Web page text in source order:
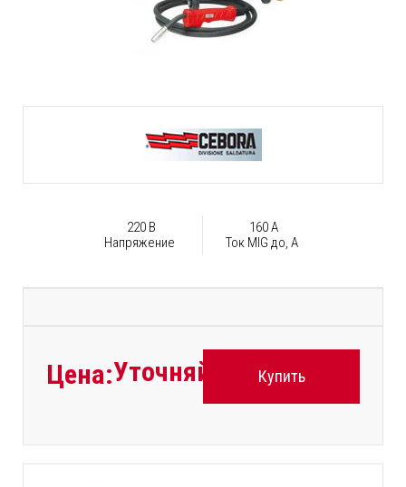
220 В
Напряжение
160 А
Ток MIG до, А
Цена:Уточняйте Купить